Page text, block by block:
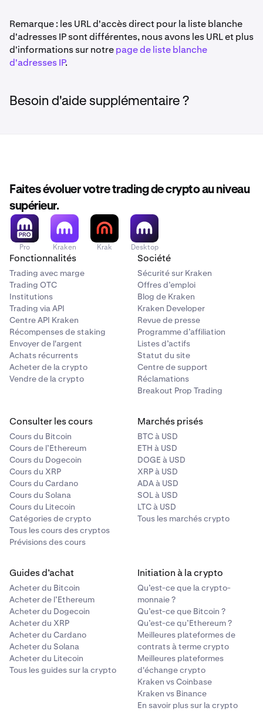
Remarque : les URL d'accès direct pour la liste blanche
d'adresses IP sont différentes, nous avons les URL et plus
d'informations sur notrepage de liste blanche
d'adresses IP.
Besoin d'aide supplémentaire ?
Faites évoluer votre trading de crypto au niveau
supérieur.
Pro Kraken Krak Desktop
Fonctionnalités
Trading avec marge
Trading OTC
Institutions
Trading via API
Centre API Kraken
Récompenses de staking
Envoyer de l'argent
Achats récurrents
Acheter de la crypto
Vendre de la crypto
Société
Sécurité sur Kraken
Offres d’emploi
Blog de Kraken
Kraken Developer
Revue de presse
Programme d’affiliation
Listes d’actifs
Statut du site
Centre de support
Réclamations
Breakout Prop Trading
Consulter les cours
Cours du Bitcoin
Cours de l’Ethereum
Cours du Dogecoin
Cours du XRP
Cours du Cardano
Cours du Solana
Cours du Litecoin
Catégories de crypto
Tous les cours des cryptos
Prévisions des cours
Marchés prisés
BTC à USD
ETH à USD
DOGE à USD
XRP à USD
ADA à USD
SOL à USD
LTC à USD
Tous les marchés crypto
Guides d’achat
Acheter du Bitcoin
Acheter de l’Ethereum
Acheter du Dogecoin
Acheter du XRP
Acheter du Cardano
Acheter du Solana
Acheter du Litecoin
Tous les guides sur la crypto
Initiation à la crypto
Qu’est-ce que la crypto-
monnaie ?
Qu’est-ce que Bitcoin ?
Qu’est-ce qu’Ethereum ?
Meilleures plateformes de
contrats à terme crypto
Meilleures plateformes
d'échange crypto
Kraken vs Coinbase
Kraken vs Binance
En savoir plus sur la crypto